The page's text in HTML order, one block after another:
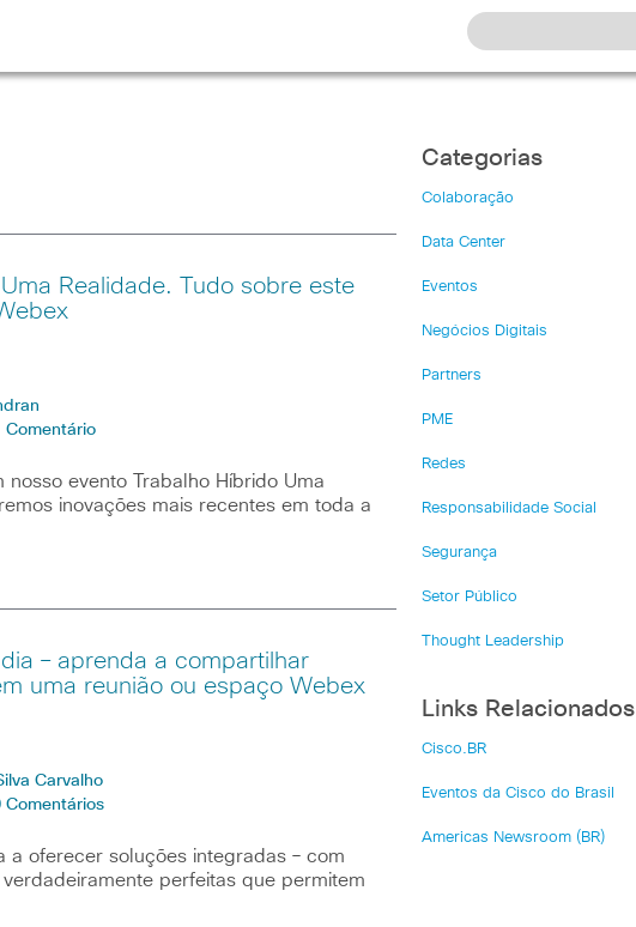
Uma Realidade. Tudo sobre este
Comentário
nosso evento Trabalho Híbrido Uma
inovações mais recentes em toda a
– aprenda a compartilhar
uma reunião ou espaço Webex
Carvalho
Comentários
a oferecer soluções integradas – com
perfeitas que permitem
Categorias
Colaboração
Data Center
Eventos
Negócios Digitais
Partners
PME
Redes
Responsabilidade Social
Segurança
Setor Público
Thought Leadership
Links Relacionados
Cisco.BR
Eventos da Cisco do Brasil
Americas Newsroom (BR)